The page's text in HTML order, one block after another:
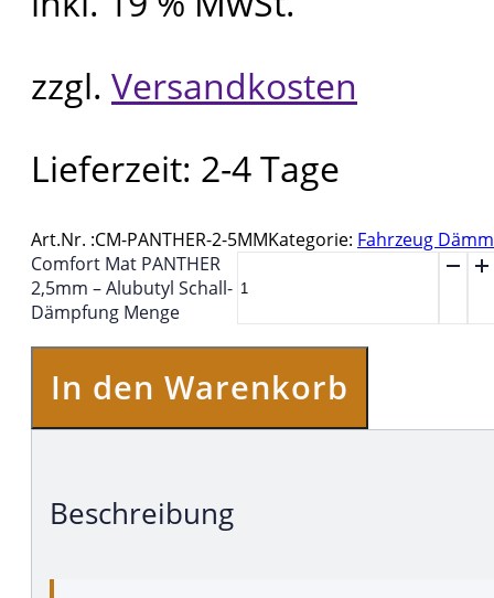
zzgl. Versandkosten
Lieferzeit: 2-4 Tage
Art.Nr. :CM-PANTHER-2-5MMKategorie: Fahrzeug
Comfort Mat PANTHER
2,5mm – Alubutyl Schall-
Dämpfung Menge
In den Warenkorb
Beschreibung